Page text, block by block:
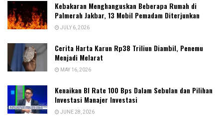
Kebakaran Menghanguskan Beberapa Rumah di
Palmerah Jakbar, 13 Mobil Pemadam Diterjunkan
JULY 6, 2026
Cerita Harta Karun Rp38 Triliun Diambil, Penemu
Menjadi Melarat
MAY 16, 2026
Kenaikan BI Rate 100 Bps Dalam Sebulan dan Pilihan
Investasi Manajer Investasi
JUNE 28, 2026